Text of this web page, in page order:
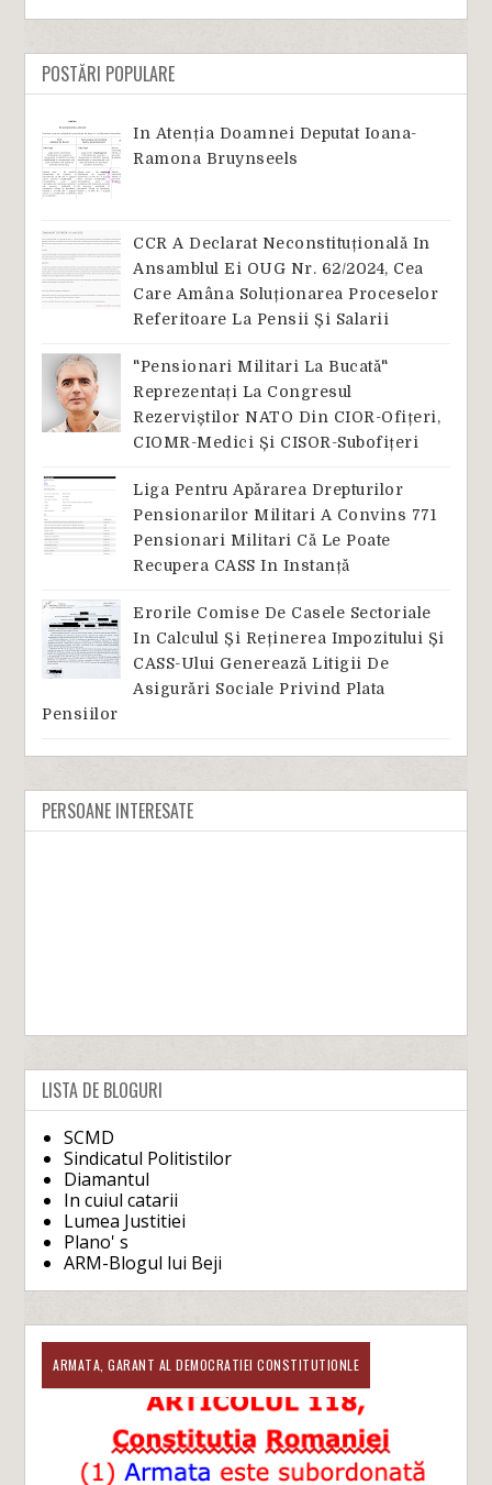
POSTĂRI POPULARE
In Atenția Doamnei Deputat Ioana-
Ramona Bruynseels
CCR A Declarat Neconstituțională In
Ansamblul Ei OUG Nr. 62/2024, Cea
Care Amâna Soluționarea Proceselor
Referitoare La Pensii Și Salarii
"Pensionari Militari La Bucată"
Reprezentați La Congresul
Rezerviștilor NATO Din CIOR-Ofițeri,
CIOMR-Medici Și CISOR-Subofițeri
Liga Pentru Apărarea Drepturilor
Pensionarilor Militari A Convins 771
Pensionari Militari Că Le Poate
Recupera CASS In Instanță
Erorile Comise De Casele Sectoriale
In Calculul Și Reținerea Impozitului Și
CASS-Ului Generează Litigii De
Asigurări Sociale Privind Plata
Pensiilor
PERSOANE INTERESATE
LISTA DE BLOGURI
SCMD
Sindicatul Politistilor
Diamantul
In cuiul catarii
Lumea Justitiei
Plano' s
ARM-Blogul lui Beji
ARMATA, GARANT AL DEMOCRATIEI CONSTITUTIONLE